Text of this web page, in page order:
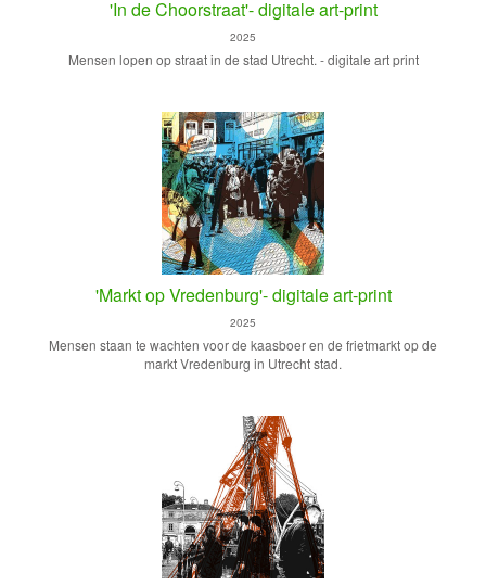
'In de Choorstraat'- digitale art-print
2025
Mensen lopen op straat in de stad Utrecht. - digitale art print
'Markt op Vredenburg'- digitale art-print
2025
Mensen staan te wachten voor de kaasboer en de frietmarkt op de
markt Vredenburg in Utrecht stad.